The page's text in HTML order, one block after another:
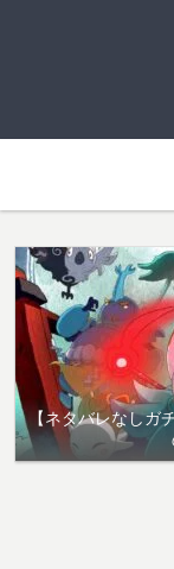
【ネタバレなしガ